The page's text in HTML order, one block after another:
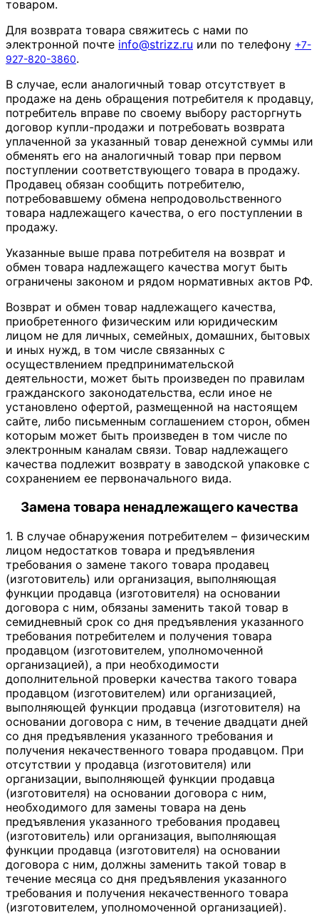
товаром.
Для возврата товара свяжитесь с нами по
электронной почте info@strizz.ru или по телефону +7-
927-820-3860.
В случае, если аналогичный товар отсутствует в
продаже на день обращения потребителя к продавцу,
потребитель вправе по своему выбору расторгнуть
договор купли-продажи и потребовать возврата
уплаченной за указанный товар денежной суммы или
обменять его на аналогичный товар при первом
поступлении соответствующего товара в продажу.
Продавец обязан сообщить потребителю,
потребовавшему обмена непродовольственного
товара надлежащего качества, о его поступлении в
продажу.
Указанные выше права потребителя на возврат и
обмен товара надлежащего качества могут быть
ограничены законом и рядом нормативных актов РФ.
Возврат и обмен товар надлежащего качества,
приобретенного физическим или юридическим
лицом не для личных, семейных, домашних, бытовых
и иных нужд, в том числе связанных с
осуществлением предпринимательской
деятельности, может быть произведен по правилам
гражданского законодательства, если иное не
установлено офертой, размещенной на настоящем
сайте, либо письменным соглашением сторон, обмен
которым может быть произведен в том числе по
электронным каналам связи. Товар надлежащего
качества подлежит возврату в заводской упаковке с
сохранением ее первоначального вида.
Замена товара ненадлежащего качества
1. В случае обнаружения потребителем – физическим
лицом недостатков товара и предъявления
требования о замене такого товара продавец
(изготовитель) или организация, выполняющая
функции продавца (изготовителя) на основании
договора с ним, обязаны заменить такой товар в
семидневный срок со дня предъявления указанного
требования потребителем и получения товара
продавцом (изготовителем, уполномоченной
организацией), а при необходимости
дополнительной проверки качества такого товара
продавцом (изготовителем) или организацией,
выполняющей функции продавца (изготовителя) на
основании договора с ним, в течение двадцати дней
со дня предъявления указанного требования и
получения некачественного товара продавцом. При
отсутствии у продавца (изготовителя) или
организации, выполняющей функции продавца
(изготовителя) на основании договора с ним,
необходимого для замены товара на день
предъявления указанного требования продавец
(изготовитель) или организация, выполняющая
функции продавца (изготовителя) на основании
договора с ним, должны заменить такой товар в
течение месяца со дня предъявления указанного
требования и получения некачественного товара
(изготовителем, уполномоченной организацией).